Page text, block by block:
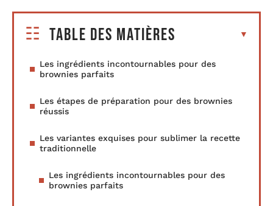
Table des matières
Les ingrédients incontournables pour des
brownies parfaits
Les étapes de préparation pour des brownies
réussis
Les variantes exquises pour sublimer la recette
traditionnelle
Les ingrédients incontournables pour des
brownies parfaits